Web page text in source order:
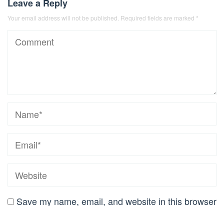
Leave a Reply
Your email address will not be published. Required fields are marked *
Save my name, email, and website in this browser